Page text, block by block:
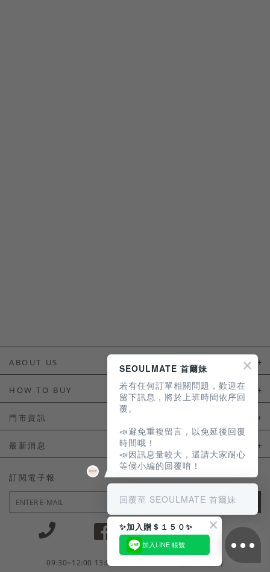
ABOUT US
HOW TO BUY
如何購買
會員常見問題
訂單常見問題
商品售後服務
電子發票
門市資訊
門市資訊
最新消息
LINE官方會員活動
訂閱電子報
JOIN
09:30~12:00 13:00~18:30 / Mon - Fri(例假日除外)
SEOULMATE 首爾妹
若有任何訂單相關問題，歡迎在
留下訊息，將於上班時間依序回
覆。
📣避免重複留言，以免延後回覆
時間哦！
📣因訊息量較大，還請大家耐心
等候小編的回覆唷！
回覆至 SEOULMATE 首爾妹
✨加入贈＄１５０✨
加入LINE 帳號